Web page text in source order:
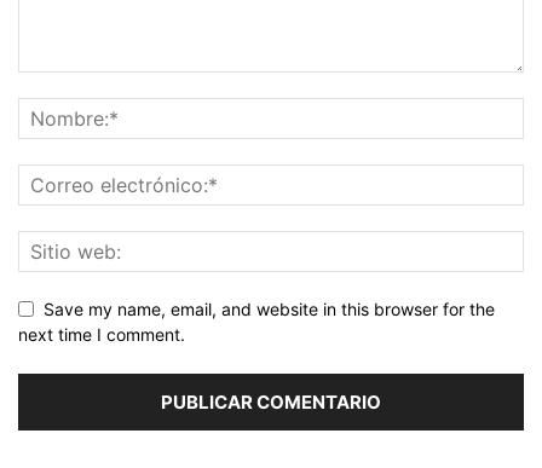
Save my name, email, and website in this browser for the
next time I comment.